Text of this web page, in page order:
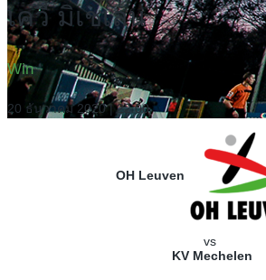
เควี มิเชเลน
Win
20 ธันวาคม 2020 | 22:00
OH Leuven
vs
KV Mechelen